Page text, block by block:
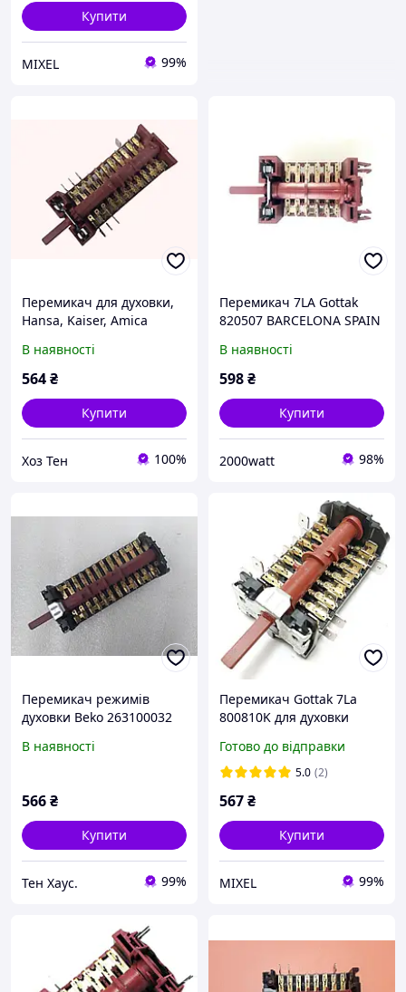
Купити
MIXEL 99%
Перемикач для духовки,
Hansa, Kaiser, Amica
В наявності
564₴
Купити
Хоз Тен 100%
Перемикач 7LA Gottak
820507 BARCELONA SPAIN
В наявності
598₴
Купити
2000watt 98%
Перемикач режимів
духовки Beko 263100032
В наявності
566₴
Купити
Тен Хаус. 99%
Перемикач Gottak 7La
800810K для духовки
Готово до відправки
5.0 (2)
567₴
Купити
MIXEL 99%